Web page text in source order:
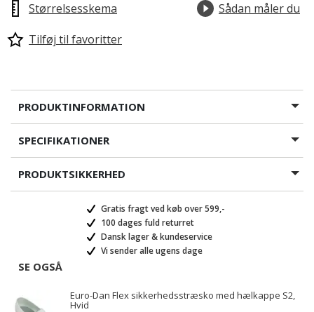
Størrelsesskema
Sådan måler du
Tilføj til favoritter
PRODUKTINFORMATION
SPECIFIKATIONER
PRODUKTSIKKERHED
Gratis fragt ved køb over 599,-
100 dages fuld returret
Dansk lager & kundeservice
Vi sender alle ugens dage
SE OGSÅ
Euro-Dan Flex sikkerhedsstræsko med hælkappe S2,
Hvid